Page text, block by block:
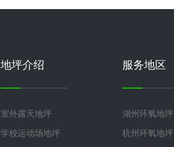
地坪介绍
室外露天地坪
学校运动场地坪
服务地区
湖州环氧地坪
杭州环氧地坪